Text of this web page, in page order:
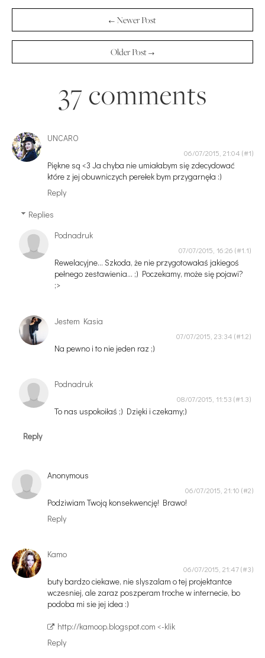
← Newer Post
Older Post →
37 comments
UNCARO
06/07/2015, 21:04
Piękne są <3 Ja chyba nie umiałabym się zdecydować
które z jej obuwniczych perełek bym przygarnęła :)
Reply
Replies
Podnadruk
07/07/2015, 16:26
Rewelacyjne... Szkoda, że nie przygotowałaś jakiegoś
pełnego zestawienia... ;) Poczekamy, może się pojawi?
;>
Jestem Kasia
07/07/2015, 23:34
Na pewno i to nie jeden raz ;)
Podnadruk
08/07/2015, 11:53
To nas uspokoiłaś ;) Dzięki i czekamy;)
Reply
Anonymous
06/07/2015, 21:10
Podziwiam Twoją konsekwencję! Brawo!
Reply
Kamo
06/07/2015, 21:47
buty bardzo ciekawe, nie slyszalam o tej projektantce
wczesniej, ale zaraz poszperam troche w internecie, bo
podoba mi sie jej idea :)
http://kamoop.blogspot.com <-klik
Reply